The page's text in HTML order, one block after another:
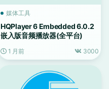
媒体工具
HQPlayer 6 Embedded 6.0.2
嵌入版音频播放器(全平台)
1 月前 3000